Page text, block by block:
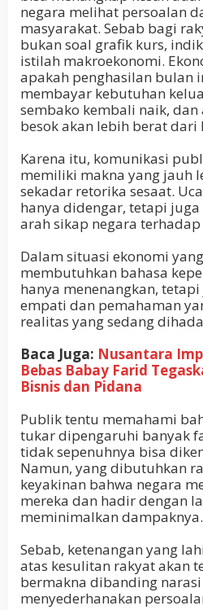
negara melihat persoalan
masyarakat. Sebab bagi
bukan soal grafik kurs,
istilah makroekonomi.
apakah penghasilan bulan
membayar kebutuhan
sembako kembali naik,
besok akan lebih berat dari
Karena itu, komunikasi
memiliki makna yang jauh
sekadar retorika sesaat.
hanya didengar, tetapi
arah sikap negara
Dalam situasi ekonomi
membutuhkan bahasa
hanya menenangkan,
empati dan pemahaman
realitas yang sedang
Baca Juga: Nusantara
Bebas Babay Farid
Bisnis dan Pidana
Publik tentu memahami
tukar dipengaruhi banyak
tidak sepenuhnya bisa
Namun, yang dibutuhkan
keyakinan bahwa negara
mereka dan hadir dengan
meminimalkan dampaknya.
Sebab, ketenangan yang
atas kesulitan rakyat akan
bermakna dibanding
menyederhanakan